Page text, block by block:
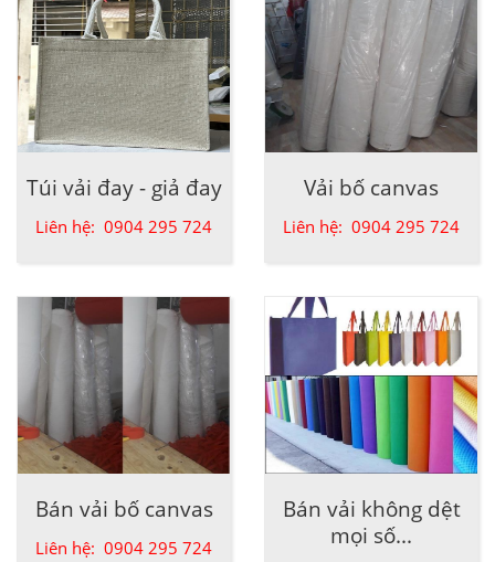
Túi vải đay - giả đay
Liên hệ: 0904 295 724
Vải bố canvas
Liên hệ: 0904 295 724
Bán vải bố canvas
Liên hệ: 0904 295 724
Bán vải không dệt
mọi số...